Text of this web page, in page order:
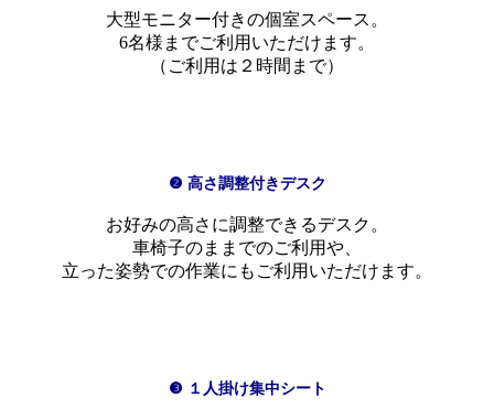
大型モニター付きの個室スペース。
6名様までご利用いただけます。
（ご利用は２時間まで）
❷ 高さ調整付きデスク
お好みの高さに調整できるデスク。
車椅子のままでのご利用や、
立った姿勢での作業にもご利用いただけます。
❸ １人掛け集中シート